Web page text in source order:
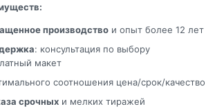
производство и опыт более 12 лет
: консультация по выбору
макет
соотношения цена/срок/качество
срочных и мелких тиражей